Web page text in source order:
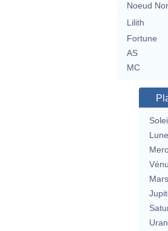
Noeud
Lilith
Fortune
AS
MC
Lune
Mars